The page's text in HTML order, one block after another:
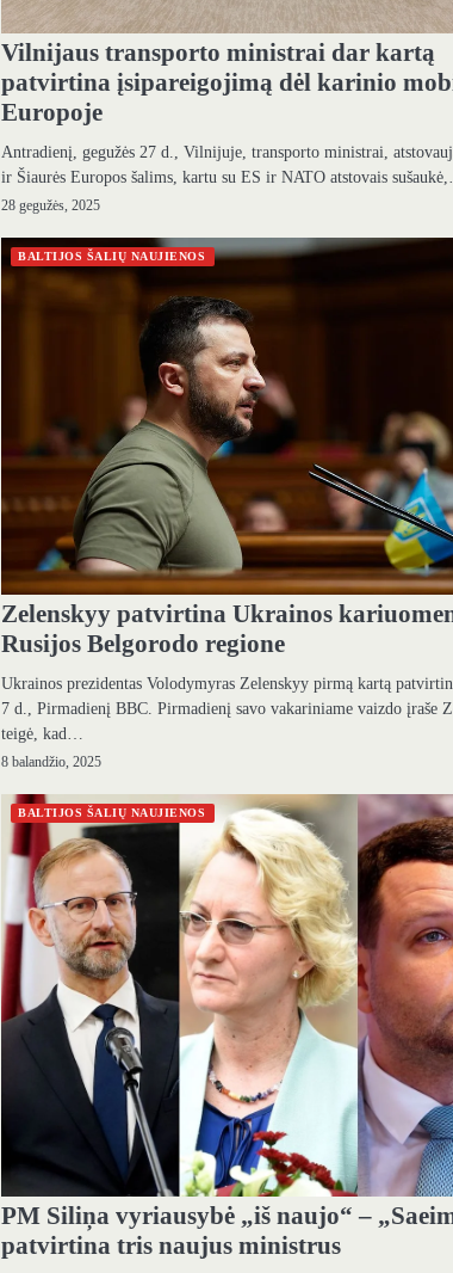
Vilnijaus transporto ministrai dar kartą
patvirtina įsipareigojimą dėl karinio
Europoje
Antradienį, gegužės 27 d., Vilnijuje, transporto ministrai,
ir Šiaurės Europos šalims, kartu su ES ir NATO atstovais
28 gegužės, 2025
BALTIJOS ŠALIŲ NAUJIENOS
Zelenskyy patvirtina Ukrainos
Rusijos Belgorodo regione
Ukrainos prezidentas Volodymyras Zelenskyy pirmą kartą
7 d., Pirmadienį BBC. Pirmadienį savo vakariniame vaizdo įraše
teigė, kad…
8 balandžio, 2025
BALTIJOS ŠALIŲ NAUJIENOS
PM Siliņa vyriausybė „iš naujo“ –
patvirtina tris naujus ministrus